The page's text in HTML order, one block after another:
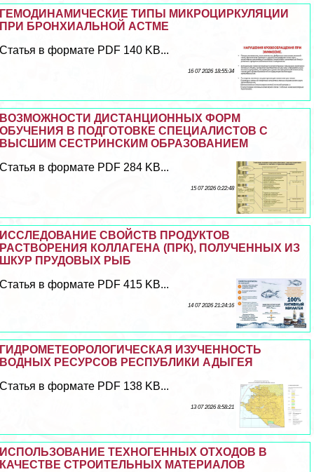
ГЕМОДИНАМИЧЕСКИЕ ТИПЫ МИКРОЦИРКУЛЯЦИИ
ПРИ БРОНХИАЛЬНОЙ АСТМЕ
Статья в формате PDF 140 KB...
16 07 2026 18:55:34
ВОЗМОЖНОСТИ ДИСТАНЦИОННЫХ ФОРМ
ОБУЧЕНИЯ В ПОДГОТОВКЕ СПЕЦИАЛИСТОВ С
ВЫСШИМ СЕСТРИНСКИМ ОБРАЗОВАНИЕМ
Статья в формате PDF 284 KB...
15 07 2026 0:22:48
ИССЛЕДОВАНИЕ СВОЙСТВ ПРОДУКТОВ
РАСТВОРЕНИЯ КОЛЛАГЕНА (ПРК), ПОЛУЧЕННЫХ ИЗ
ШКУР ПРУДОВЫХ РЫБ
Статья в формате PDF 415 KB...
14 07 2026 21:24:16
ГИДРОМЕТЕОРОЛОГИЧЕСКАЯ ИЗУЧЕННОСТЬ
ВОДНЫХ РЕСУРСОВ РЕСПУБЛИКИ АДЫГЕЯ
Статья в формате PDF 138 KB...
13 07 2026 8:58:21
ИСПОЛЬЗОВАНИЕ ТЕХНОГЕННЫХ ОТХОДОВ В
КАЧЕСТВЕ СТРОИТЕЛЬНЫХ МАТЕРИАЛОВ